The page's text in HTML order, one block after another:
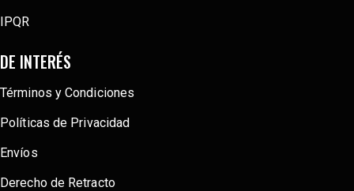
IPQR
DE INTERÉS
Términos y Condiciones
Políticas de Privacidad
Envíos
Derecho de Retracto